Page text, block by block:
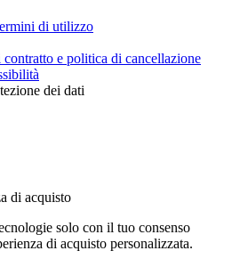
di utilizzo
e politica di cancellazione
dei dati
di acquisto
solo con il tuo consenso
di acquisto personalizzata.